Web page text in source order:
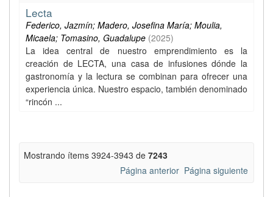
Lecta
Federico, Jazmín; Madero, Josefina María; Moulia,
Micaela; Tomasino, Guadalupe (2025)
La idea central de nuestro emprendimiento es la
creación de LECTA, una casa de infusiones dónde la
gastronomía y la lectura se combinan para ofrecer una
experiencia única. Nuestro espacio, también denominado
“rincón ...
Mostrando ítems 3924-3943 de 7243
Página anterior Página siguiente